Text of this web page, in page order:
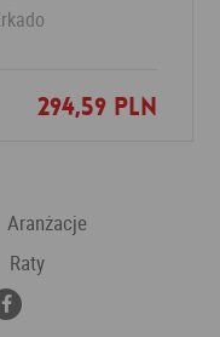
294,59 PLN
Aranżacje
Raty